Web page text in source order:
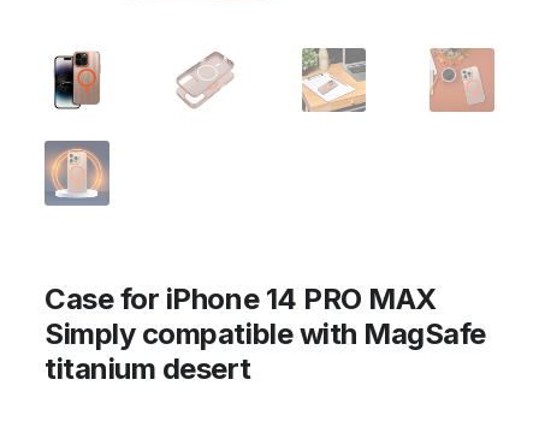
Case for iPhone 14 PRO MAX
Simply compatible with MagSafe
titanium desert